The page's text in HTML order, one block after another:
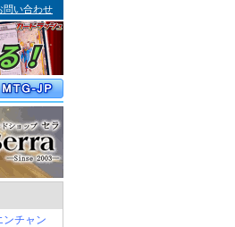
問い合わせ
ンチャン